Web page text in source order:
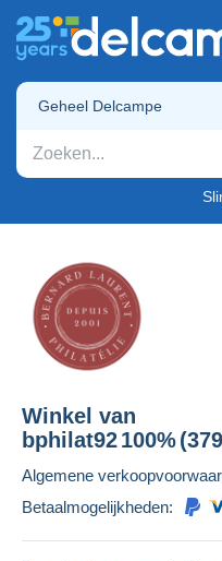
Geheel Delcampe
Winkel van
bphilat92100%
Algemene
Betaalmogelijkheden: